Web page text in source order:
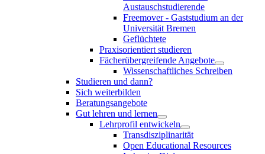
Austauschstudierende
Freemover - Gaststudium an der
Universität Bremen
Geflüchtete
Praxisorientiert studieren
Fächerübergreifende Angebote
Wissenschaftliches Schreiben
Studieren und dann?
Sich weiterbilden
Beratungsangebote
Gut lehren und lernen
Lehrprofil entwickeln
Transdisziplinarität
Open Educational Resources